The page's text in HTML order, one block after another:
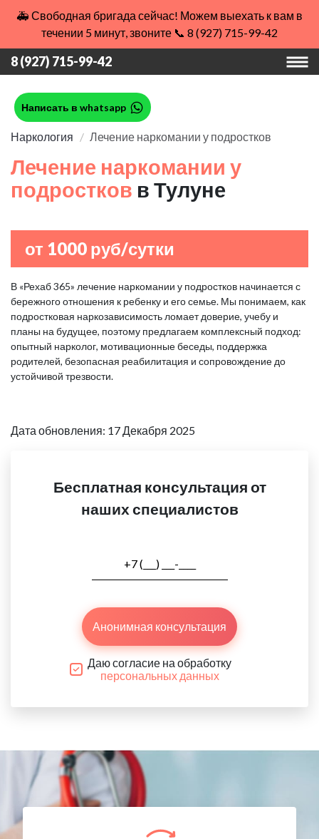
🚑 Свободная бригада сейчас! Можем выехать к вам в
течении 5 минут, звоните 📞 8 (927) 715-99-42
8 (927) 715-99-42
Написать в whatsapp
Наркология Лечение наркомании у подростков
Лечение наркомании у
подростков в Тулуне
от 1000 руб/сутки
В «Рехаб 365» лечение наркомании у подростков начинается с
бережного отношения к ребенку и его семье. Мы понимаем, как
подростковая наркозависимость ломает доверие, учебу и
планы на будущее, поэтому предлагаем комплексный подход:
опытный нарколог, мотивационные беседы, поддержка
родителей, безопасная реабилитация и сопровождение до
устойчивой трезвости.
Дата обновления: 17 Декабря 2025
Бесплатная консультация от
наших специалистов
Анонимная консультация
Даю согласие на обработку
персональных данных